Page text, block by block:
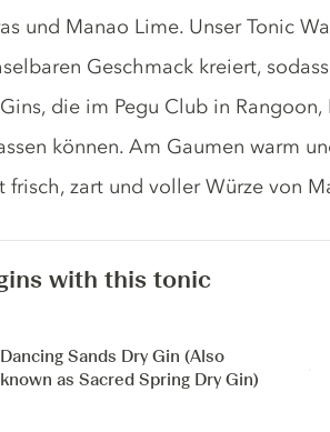
und Manao Lime. Unser Tonic
Geschmack kreiert,
die im Pegu Club in
können. Am Gaumen warm
frisch, zart und voller Würze von
with this tonic
Dancing Sands Dry Gin (Also
known as Sacred Spring Dry Gin)